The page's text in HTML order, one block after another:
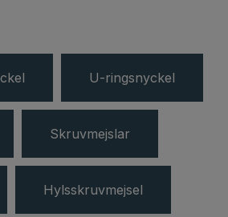
U-ringsnyckel
Skruvmejslar
Hylsskruvmejsel